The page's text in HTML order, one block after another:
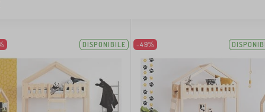
DISPONIBILE -49%